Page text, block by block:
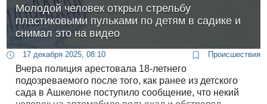
Молодой человек открыл стрельбу
пластиковыми пульками по детям в садике и
снимал это на видео
17 декабря 2025, 08:10 Происшествия
Вчера полиция арестовала 18-летнего
подозреваемого после того, как ранее из детского
сада в Ашкелоне поступило сообщение, что некий